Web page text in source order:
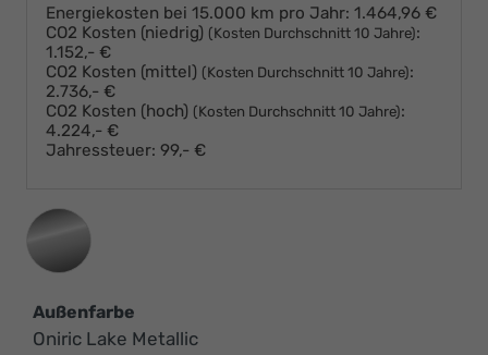
Energiekosten bei 15.000 km pro Jahr: 1.464,96 €
CO2 Kosten (niedrig) (Kosten Durchschnitt 10 Jahre):
1.152,- €
CO2 Kosten (mittel) (Kosten Durchschnitt 10 Jahre):
2.736,- €
CO2 Kosten (hoch) (Kosten Durchschnitt 10 Jahre):
4.224,- €
Jahressteuer: 99,- €
Außenfarbe
Oniric Lake Metallic